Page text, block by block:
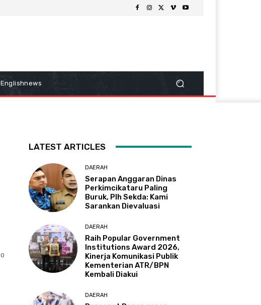
Englishnews
0
LATEST ARTICLES
DAERAH
Serapan Anggaran Dinas
Perkimcikataru Paling
Buruk, Plh Sekda: Kami
Sarankan Dievaluasi
DAERAH
Raih Popular Government
Institutions Award 2026,
Kinerja Komunikasi Publik
Kementerian ATR/BPN
Kembali Diakui
DAERAH